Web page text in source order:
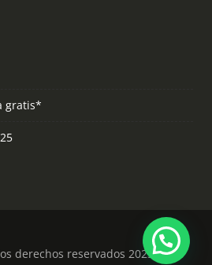
gratis*
derechos reservados 2023